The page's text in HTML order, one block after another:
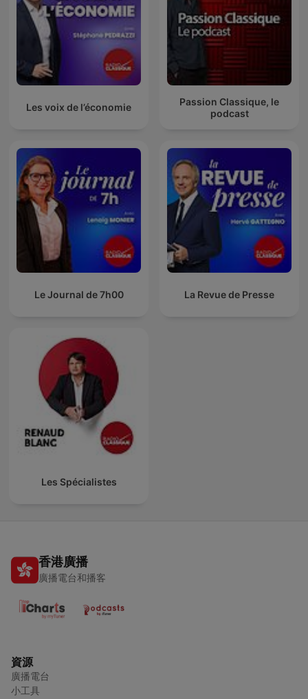
Les voix de l’économie
Passion Classique, le
podcast
Le Journal de 7h00 La Revue de Presse
Les Spécialistes
香港廣播
廣播電台和播客
資源
廣播電台
小工具